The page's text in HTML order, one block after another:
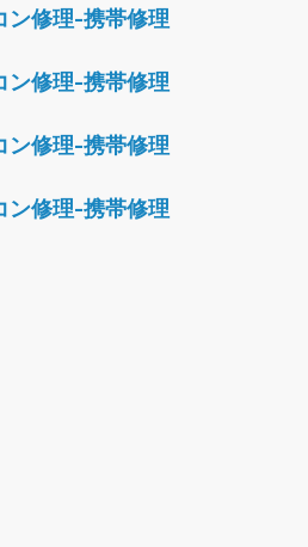
ン修理-携帯修理
ン修理-携帯修理
ン修理-携帯修理
ン修理-携帯修理